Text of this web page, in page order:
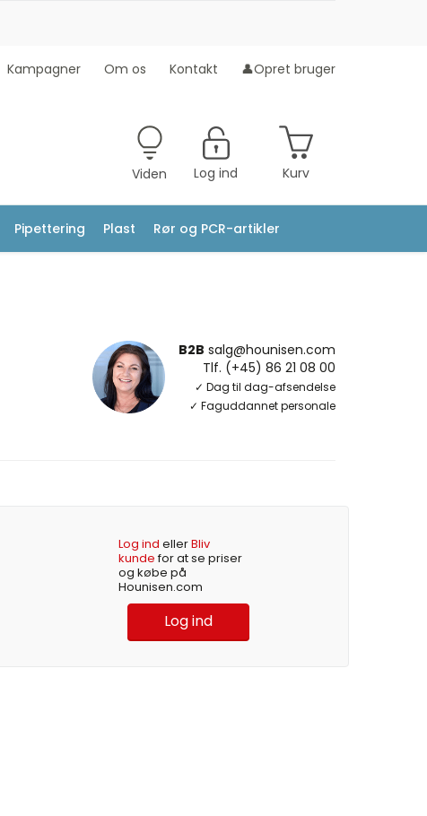
Kampagner Om os Kontakt 👤Opret bruger
Viden Log ind Kurv
Pipettering Plast Rør og PCR-artikler
B2B salg@hounisen.com
Tlf. (+45) 86 21 08 00
✓ Dag til dag-afsendelse
✓ Faguddannet personale
Log ind ellerBliv
kundefor at se priser
og købe på
Hounisen.com
Log ind